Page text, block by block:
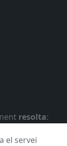
resolta:
el servei